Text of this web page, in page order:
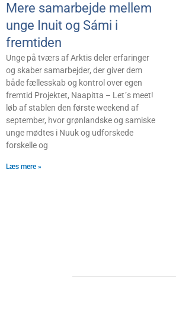
Mere samarbejde mellem
unge Inuit og Sámi i
fremtiden
Unge på tværs af Arktis deler erfaringer
og skaber samarbejder, der giver dem
både fællesskab og kontrol over egen
fremtid Projektet, Naapitta – Let´s meet!
løb af stablen den første weekend af
september, hvor grønlandske og samiske
unge mødtes i Nuuk og udforskede
forskelle og
Læs mere »